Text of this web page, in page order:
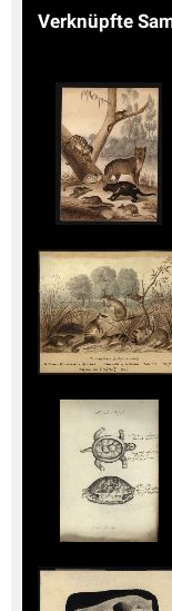
Verknüpfte